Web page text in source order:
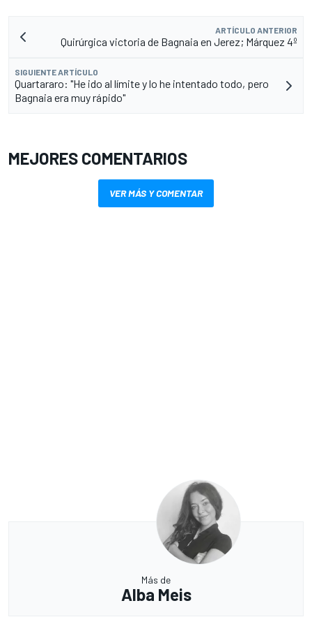
ARTÍCULO ANTERIOR
Quirúrgica victoria de Bagnaia en Jerez; Márquez 4º
SIGUIENTE ARTÍCULO
Quartararo: "He ido al límite y lo he intentado todo, pero
Bagnaia era muy rápido"
MEJORES COMENTARIOS
VER MÁS Y COMENTAR
Más de
Alba Meis